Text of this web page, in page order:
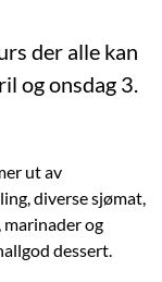
der alle kan
og onsdag 3.
ut av
diverse sjømat,
marinader og
dessert.